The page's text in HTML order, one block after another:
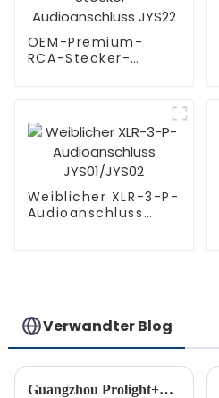
OEM-Premium-
RCA-Stecker-
Weiblicher XLR-3-P-
Audioanschluss
Verwandter Blog
Guangzhou Prolight+Sound 2024 – JINGYI